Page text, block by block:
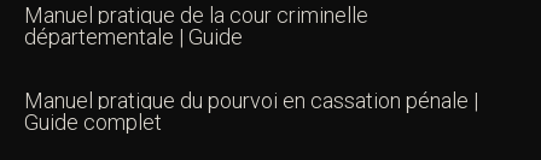
Manuel pratique de la cour criminelle
départementale | Guide
Manuel pratique du pourvoi en cassation pénale |
Guide complet